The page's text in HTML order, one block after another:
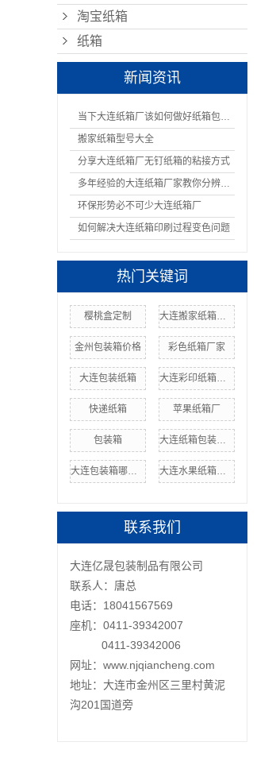
淘宝纸箱
纸箱
新闻资讯
当下大连纸箱厂该如何做好纸箱包装呢
搬家纸箱型号大全
分享大连纸箱厂无钉纸箱的粘接方式
多年经验的大连纸箱厂家教你分辨纸箱的材质
环保形势必不可少大连纸箱厂
如何解决大连纸箱印刷过程变色问题
热门关键词
樱桃盒定制 大连搬家纸箱厂家
金州包装箱价格 彩色纸箱厂家
大连包装纸箱 大连彩印纸箱厂家
快递纸箱 苹果纸箱厂
包装箱 大连纸箱包装设计
大连包装箱哪家好 大连水果纸箱包装
联系我们
大连亿晟包装制品有限公司
联系人：唐总
电话：18041567569
座机：0411-39342007
0411-39342006
网址：www.njqiancheng.com
地址：大连市金州区三里村黄泥
沟201国道旁